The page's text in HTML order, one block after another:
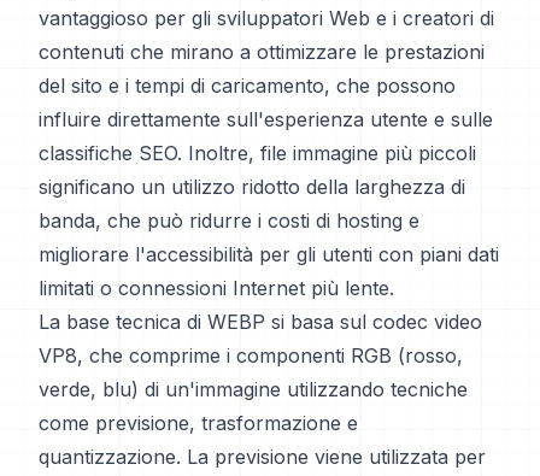
vantaggioso per gli sviluppatori Web e i creatori di
contenuti che mirano a ottimizzare le prestazioni
del sito e i tempi di caricamento, che possono
influire direttamente sull'esperienza utente e sulle
classifiche SEO. Inoltre, file immagine più piccoli
significano un utilizzo ridotto della larghezza di
banda, che può ridurre i costi di hosting e
migliorare l'accessibilità per gli utenti con piani dati
limitati o connessioni Internet più lente.
La base tecnica di WEBP si basa sul codec video
VP8, che comprime i componenti RGB (rosso,
verde, blu) di un'immagine utilizzando tecniche
come previsione, trasformazione e
quantizzazione. La previsione viene utilizzata per